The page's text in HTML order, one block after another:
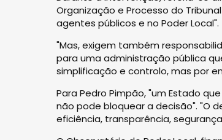
Organização e Processo do
agentes públicos e no Poder Local".
"Mas, exigem também
para uma administração pública
simplificação e controlo, mas por
Para Pedro Pimpão, "um Estado
não pode bloquear a decisão". "O
eficiência, transparência,